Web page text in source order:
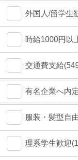
外国人/留学生
時給1000円以
交通費支給
有名企業へ内
服装・髪型自
理系学生歓迎